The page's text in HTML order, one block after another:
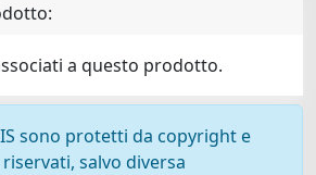
a questo prodotto.
sono protetti da copyright e
salvo diversa